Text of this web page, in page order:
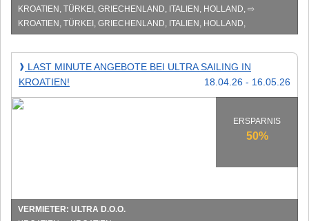
KROATIEN, TÜRKEI, GRIECHENLAND, ITALIEN, HOLLAND, ⇨
KROATIEN, TÜRKEI, GRIECHENLAND, ITALIEN, HOLLAND,
Minute
Angebote
bei
Ultra
❱ LAST MINUTE ANGEBOTE BEI ULTRA SAILING IN
KROATIEN!
18.04.26 - 16.05.26
ERSPARNIS
50%
VERMIETER: ULTRA D.O.O.